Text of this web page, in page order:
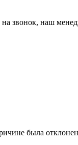
звонок, наш
была